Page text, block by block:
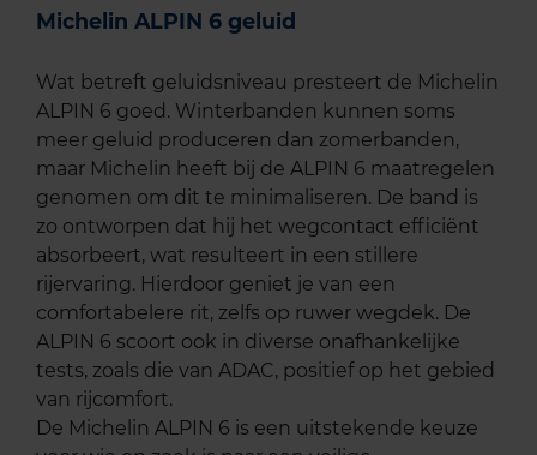
Michelin ALPIN 6 geluid
Wat betreft geluidsniveau presteert de Michelin
ALPIN 6 goed. Winterbanden kunnen soms
meer geluid produceren dan zomerbanden,
maar Michelin heeft bij de ALPIN 6 maatregelen
genomen om dit te minimaliseren. De band is
zo ontworpen dat hij het wegcontact efficiënt
absorbeert, wat resulteert in een stillere
rijervaring. Hierdoor geniet je van een
comfortabelere rit, zelfs op ruwer wegdek. De
ALPIN 6 scoort ook in diverse onafhankelijke
tests, zoals die van ADAC, positief op het gebied
van rijcomfort.
De Michelin ALPIN 6 is een uitstekende keuze